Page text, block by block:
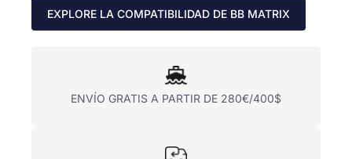
EXPLORE LA COMPATIBILIDAD DE BB MATRIX
ENVÍO GRATIS A PARTIR DE 280€/400$